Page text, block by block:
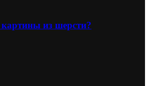
из шерсти?